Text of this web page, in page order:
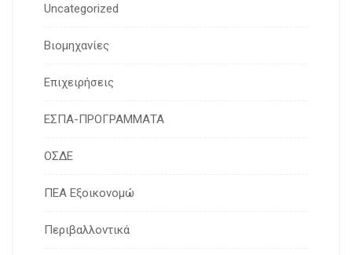
Uncategorized
Βιομηχανίες
Επιχειρήσεις
ΕΣΠΑ-ΠΡΟΓΡΑΜΜΑΤΑ
ΟΣΔΕ
ΠΕΑ Εξοικονομώ
Περιβαλλοντικά